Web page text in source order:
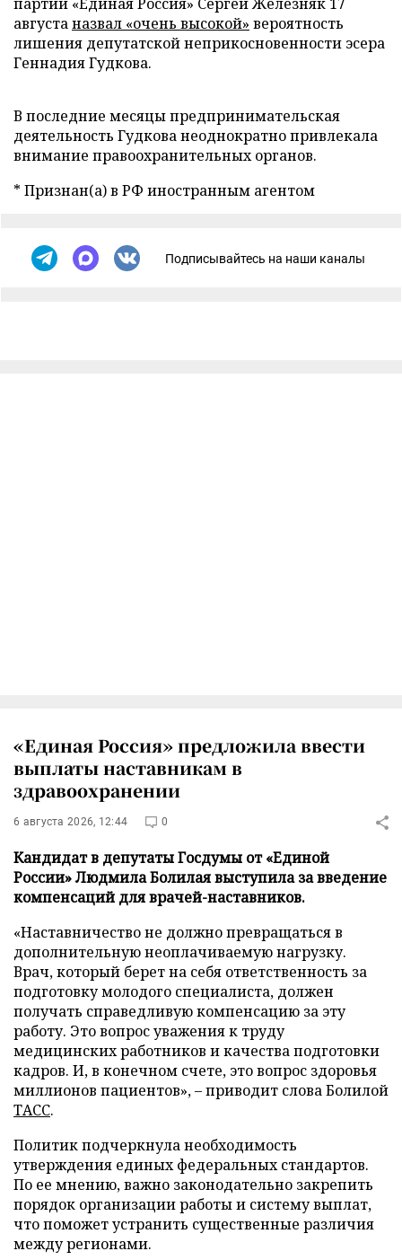
августаназвал «очень высокой» вероятность
лишения депутатской неприкосновенности эсера
Геннадия Гудкова.
В последние месяцы предпринимательская
деятельность Гудкова неоднократно привлекала
внимание правоохранительных органов.
* Признан(а) в РФ иностранным агентом
Подписывайтесь на наши каналы
«Единая Россия» предложила ввести
выплаты наставникам в
здравоохранении
6 августа 2026, 12:44 0
Кандидат в депутаты Госдумы от «Единой
России» Людмила Болилая выступила за введение
компенсаций для врачей-наставников.
«Наставничество не должно превращаться в
дополнительную неоплачиваемую нагрузку.
Врач, который берет на себя ответственность за
подготовку молодого специалиста, должен
получать справедливую компенсацию за эту
работу. Это вопрос уважения к труду
медицинских работников и качества подготовки
кадров. И, в конечном счете, это вопрос здоровья
миллионов пациентов», – приводит слова Болилой
ТАСС.
Политик подчеркнула необходимость
утверждения единых федеральных стандартов.
По ее мнению, важно законодательно закрепить
порядок организации работы и систему выплат,
что поможет устранить существенные различия
между регионами.